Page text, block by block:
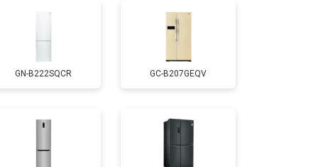
Заказать
1700 ₽ Заказать
4750 ₽ Заказать
GN-B222SQCR GC-B207GEQV